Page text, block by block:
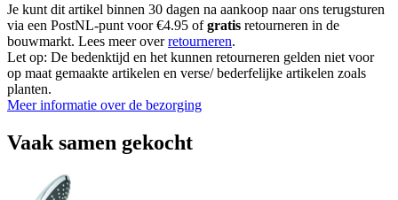
Je kunt dit artikel binnen 30 dagen na aankoop naar ons terugsturen
via een PostNL-punt voor €4.95 ofgratis retourneren in de
bouwmarkt. Lees meer overretourneren.
Let op: De bedenktijd en het kunnen retourneren gelden niet voor
op maat gemaakte artikelen en verse/ bederfelijke artikelen zoals
planten.
Meer informatie over de bezorging
Vaak samen gekocht